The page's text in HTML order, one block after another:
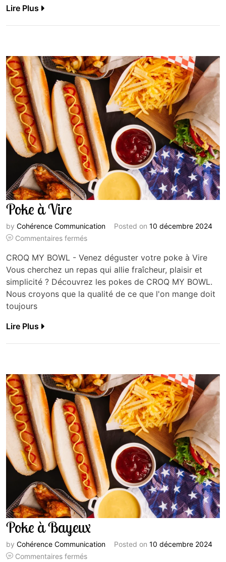
Lire Plus
Poke à Vire
by Cohérence Communication Posted on 10 décembre 2024
Commentaires fermés
CROQ MY BOWL - Venez déguster votre poke à Vire
Vous cherchez un repas qui allie fraîcheur, plaisir et
simplicité ? Découvrez les pokes de CROQ MY BOWL.
Nous croyons que la qualité de ce que l'on mange doit
toujours
Lire Plus
Poke à Bayeux
by Cohérence Communication Posted on 10 décembre 2024
Commentaires fermés